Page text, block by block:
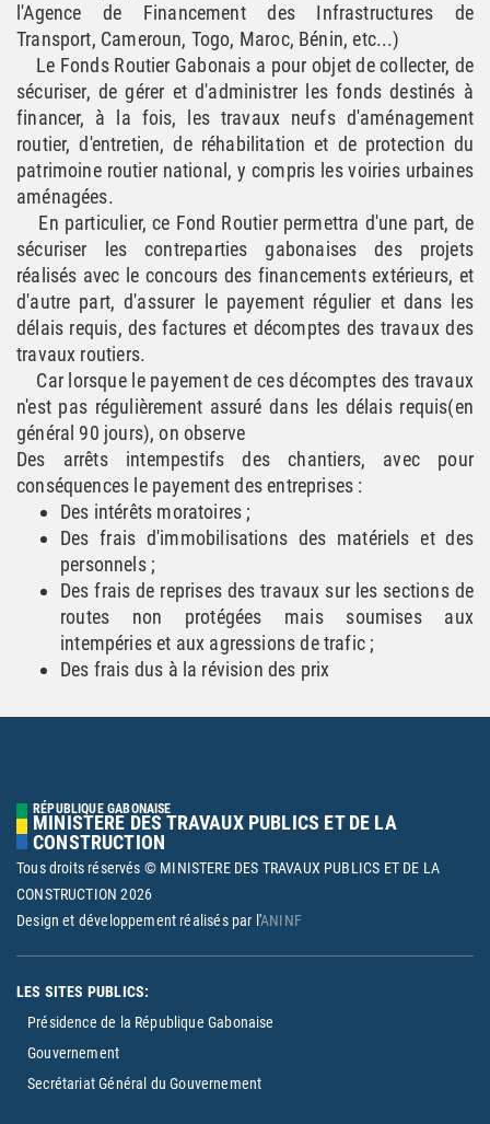
l'Agence de Financement des Infrastructures de
Transport, Cameroun, Togo, Maroc, Bénin, etc...)
Le Fonds Routier Gabonais a pour objet de collecter, de
sécuriser, de gérer et d'administrer les fonds destinés à
financer, à la fois, les travaux neufs d'aménagement
routier, d'entretien, de réhabilitation et de protection du
patrimoine routier national, y compris les voiries urbaines
aménagées.
En particulier, ce Fond Routier permettra d'une part, de
sécuriser les contreparties gabonaises des projets
réalisés avec le concours des financements extérieurs, et
d'autre part, d'assurer le payement régulier et dans les
délais requis, des factures et décomptes des travaux des
travaux routiers.
Car lorsque le payement de ces décomptes des travaux
n'est pas régulièrement assuré dans les délais requis(en
général 90 jours), on observe
Des arrêts intempestifs des chantiers, avec pour
conséquences le payement des entreprises :
Des intérêts moratoires ;
Des frais d'immobilisations des matériels et des
personnels ;
Des frais de reprises des travaux sur les sections de
routes non protégées mais soumises aux
intempéries et aux agressions de trafic ;
Des frais dus à la révision des prix
RÉPUBLIQUE GABONAISE
MINISTERE DES TRAVAUX PUBLICS ET DE LA
CONSTRUCTION
Tous droits réservés © MINISTERE DES TRAVAUX PUBLICS ET DE LA
CONSTRUCTION2026
Design et développement réalisés par l'ANINF
LES SITES PUBLICS:
Présidence de la République Gabonaise
Gouvernement
Secrétariat Général du Gouvernement